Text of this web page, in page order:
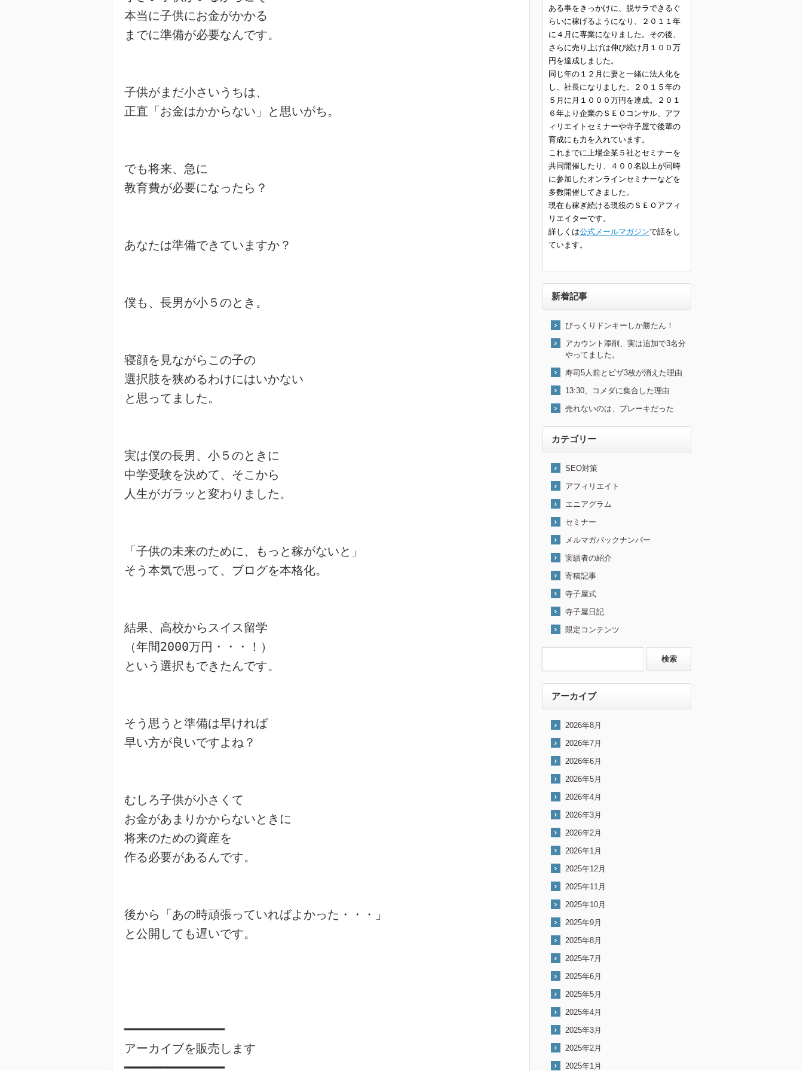
本当に子供にお金がかかる
までに準備が必要なんです。
子供がまだ小さいうちは、
正直「お金はかからない」と思いがち。
でも将来、急に
教育費が必要になったら？
あなたは準備できていますか？
僕も、長男が小５のとき。
寝顔を見ながらこの子の
選択肢を狭めるわけにはいかない
と思ってました。
実は僕の長男、小５のときに
中学受験を決めて、そこから
人生がガラッと変わりました。
「子供の未来のために、もっと稼がないと」
そう本気で思って、ブログを本格化。
結果、高校からスイス留学
（年間2000万円・・・！）
という選択もできたんです。
そう思うと準備は早ければ
早い方が良いですよね？
むしろ子供が小さくて
お金があまりかからないときに
将来のための資産を
作る必要があるんです。
後から「あの時頑張っていればよかった・・・」
と公開しても遅いです。
━━━━━━━━━━━━━━
アーカイブを販売します
━━━━━━━━━━━━━━
ある事をきっかけに、脱サラできるぐ
らいに稼げるようになり、２０１１年
に４月に専業になりました。その後、
さらに売り上げは伸び続け月１００万
円を達成しました。
同じ年の１２月に妻と一緒に法人化を
し、社長になりました。２０１５年の
５月に月１０００万円を達成。２０１
６年より企業のＳＥＯコンサル、アフ
ィリエイトセミナーや寺子屋で後輩の
育成にも力を入れています。
これまでに上場企業５社とセミナーを
共同開催したり、４００名以上が同時
に参加したオンラインセミナーなどを
多数開催してきました。
現在も稼ぎ続ける現役のＳＥＯアフィ
リエイターです。
詳しくは公式メールマガジンで話をし
ています。
新着記事
びっくりドンキーしか勝たん！
アカウント添削、実は追加で3名分
やってました。
寿司5人前とピザ3枚が消えた理由
13:30、コメダに集合した理由
売れないのは、ブレーキだった
カテゴリー
SEO対策
アフィリエイト
エニアグラム
セミナー
メルマガバックナンバー
実績者の紹介
寄稿記事
寺子屋式
寺子屋日記
限定コンテンツ
アーカイブ
2026年8月
2026年7月
2026年6月
2026年5月
2026年4月
2026年3月
2026年2月
2026年1月
2025年12月
2025年11月
2025年10月
2025年9月
2025年8月
2025年7月
2025年6月
2025年5月
2025年4月
2025年3月
2025年2月
2025年1月